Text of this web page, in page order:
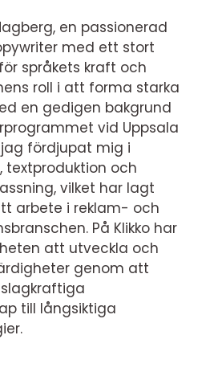
en passionerad
med ett stort
språkets kraft och
roll i att forma starka
en gedigen bakgrund
vid Uppsala
fördjupat mig i
textproduktion och
vilket har lagt
arbete i reklam- och
På Klikko har
att utveckla och
genom att
till långsiktiga